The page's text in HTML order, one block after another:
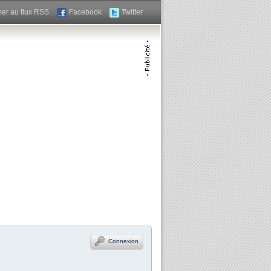
Twitter
Facebook
au flux RSS
Connexion